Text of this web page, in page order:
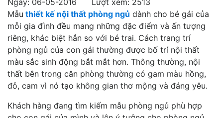
Mẫu thiết kế nội thất phòng ngủ dành cho bé gái của
mỗi gia đình đều mang những đặc điểm và ấn tượng
riêng, khác biệt hẳn so với bé trai. Cách trang trí
phòng ngủ của con gái thường được bố trí nội thất
màu sắc sinh động bắt mắt hơn. Thông thường, nội
thất bên trong căn phòng thường có gam màu hồng,
đỏ, cam vì nó tạo không gian thơ mộng và đáng yêu.
Khách hàng đang tìm kiếm mẫu phòng ngủ phù hợp